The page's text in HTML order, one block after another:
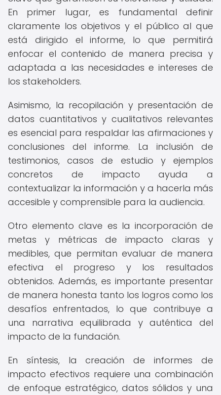
En primer lugar, es fundamental definir
claramente los objetivos y el público al que
está dirigido el informe, lo que permitirá
enfocar el contenido de manera precisa y
adaptada a las necesidades e intereses de
los stakeholders.
Asimismo, la recopilación y presentación de
datos cuantitativos y cualitativos relevantes
es esencial para respaldar las afirmaciones y
conclusiones del informe. La inclusión de
testimonios, casos de estudio y ejemplos
concretos de impacto ayuda a
contextualizar la información y a hacerla más
accesible y comprensible para la audiencia.
Otro elemento clave es la incorporación de
metas y métricas de impacto claras y
medibles, que permitan evaluar de manera
efectiva el progreso y los resultados
obtenidos. Además, es importante presentar
de manera honesta tanto los logros como los
desafíos enfrentados, lo que contribuye a
una narrativa equilibrada y auténtica del
impacto de la fundación.
En síntesis, la creación de informes de
impacto efectivos requiere una combinación
de enfoque estratégico, datos sólidos y una